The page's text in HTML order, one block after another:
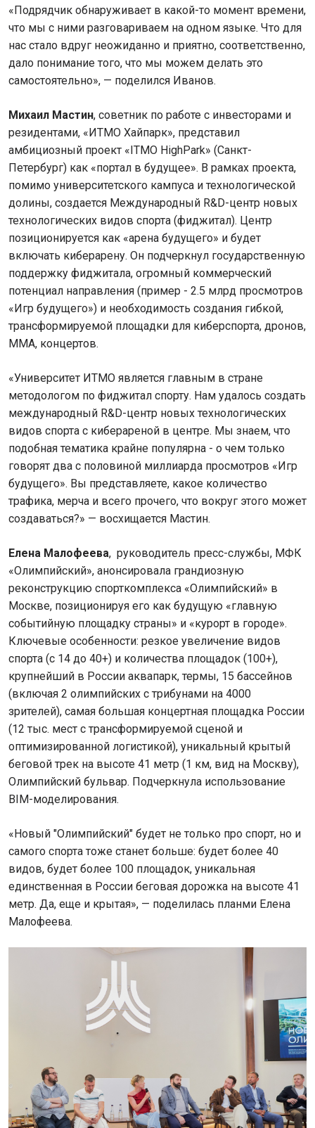
«Подрядчик обнаруживает в какой-то момент времени,
что мы с ними разговариваем на одном языке. Что для
нас стало вдруг неожиданно и приятно, соответственно,
дало понимание того, что мы можем делать это
самостоятельно», — поделился Иванов.
Михаил Мастин, советник по работе с инвесторами и
резидентами, «ИТМО Хайпарк», представил
амбициозный проект «ITMO HighPark» (Санкт-
Петербург) как «портал в будущее». В рамках проекта,
помимо университетского кампуса и технологической
долины, создается Международный R&D-центр новых
технологических видов спорта (фиджитал). Центр
позиционируется как «арена будущего» и будет
включать киберарену. Он подчеркнул государственную
поддержку фиджитала, огромный коммерческий
потенциал направления (пример - 2.5 млрд просмотров
«Игр будущего») и необходимость создания гибкой,
трансформируемой площадки для киберспорта, дронов,
ММА, концертов.
«Университет ИТМО является главным в стране
методологом по фиджитал спорту. Нам удалось создать
международный R&D-центр новых технологических
видов спорта с киберареной в центре. Мы знаем, что
подобная тематика крайне популярна - о чем только
говорят два с половиной миллиарда просмотров «Игр
будущего». Вы представляете, какое количество
трафика, мерча и всего прочего, что вокруг этого может
создаваться?» — восхищается Мастин.
Елена Малофеева, руководитель пресс-службы, МФК
«Олимпийский», анонсировала грандиозную
реконструкцию спорткомплекса «Олимпийский» в
Москве, позиционируя его как будущую «главную
событийную площадку страны» и «курорт в городе».
Ключевые особенности: резкое увеличение видов
спорта (с 14 до 40+) и количества площадок (100+),
крупнейший в России аквапарк, термы, 15 бассейнов
(включая 2 олимпийских с трибунами на 4000
зрителей), самая большая концертная площадка России
(12 тыс. мест с трансформируемой сценой и
оптимизированной логистикой), уникальный крытый
беговой трек на высоте 41 метр (1 км, вид на Москву),
Олимпийский бульвар. Подчеркнула использование
BIM-моделирования.
«Новый "Олимпийский" будет не только про спорт, но и
самого спорта тоже станет больше: будет более 40
видов, будет более 100 площадок, уникальная
единственная в России беговая дорожка на высоте 41
метр. Да, еще и крытая», — поделилась планми Елена
Малофеева.